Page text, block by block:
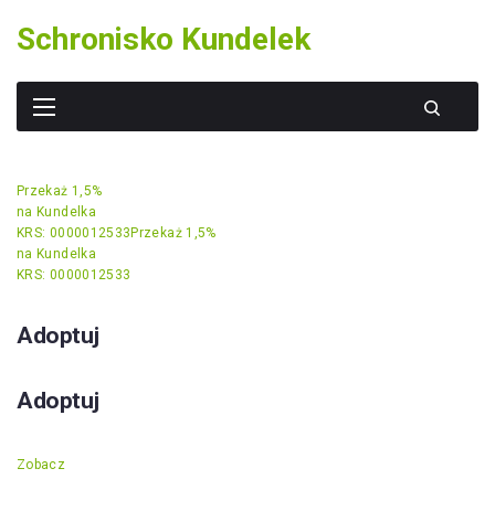
content
Schronisko Kundelek
Przekaż 1,5%
na Kundelka
KRS: 0000012533 Przekaż 1,5%
na Kundelka
KRS: 0000012533
Adoptuj
Adoptuj
Zobacz